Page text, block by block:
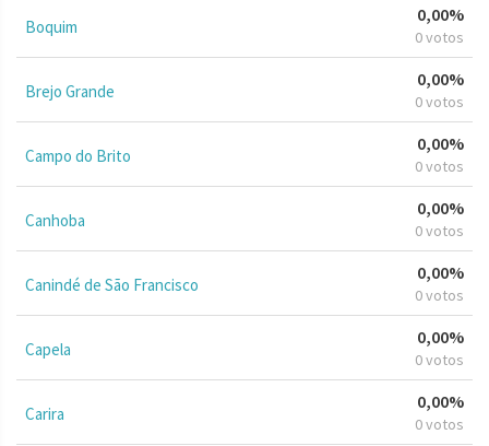
Boquim
0,00%
0 votos
Brejo Grande
0,00%
0 votos
Campo do Brito
0,00%
0 votos
Canhoba
0,00%
0 votos
Canindé de São Francisco
0,00%
0 votos
Capela
0,00%
0 votos
Carira
0,00%
0 votos